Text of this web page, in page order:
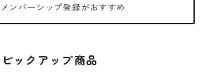
ンバーシップ登録がおすすめ
ピックアップ商品